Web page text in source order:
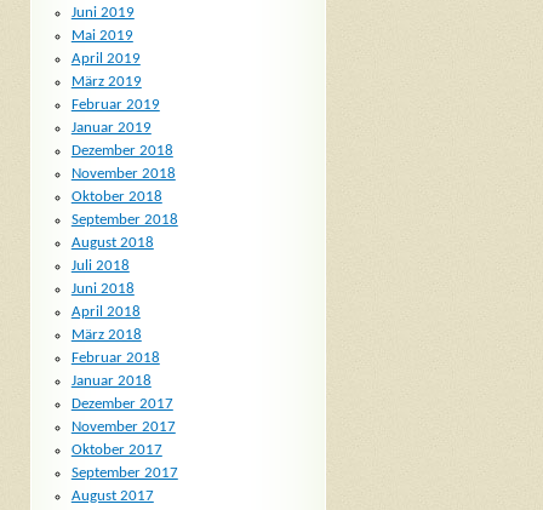
Juni 2019
Mai 2019
April 2019
März 2019
Februar 2019
Januar 2019
Dezember 2018
November 2018
Oktober 2018
September 2018
August 2018
Juli 2018
Juni 2018
April 2018
März 2018
Februar 2018
Januar 2018
Dezember 2017
November 2017
Oktober 2017
September 2017
August 2017